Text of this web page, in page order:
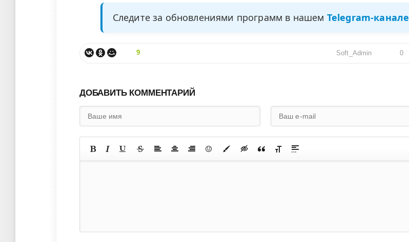
Следите за обновлениями программ в нашем Telegram-канале
9 Soft_Admin 0
ДОБАВИТЬ КОММЕНТАРИЙ